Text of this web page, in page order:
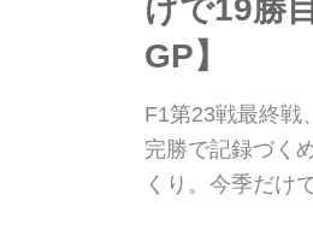
けで19勝
GP】
F1第23戦最終戦
完勝で記録づく
くり。今季だけ